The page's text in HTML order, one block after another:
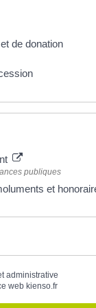
de donation
publiques
et
administrative
web kienso.fr